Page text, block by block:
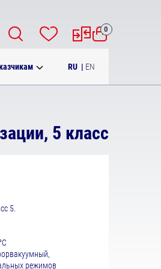
RU | EN
0
5 класс
5.
режимов